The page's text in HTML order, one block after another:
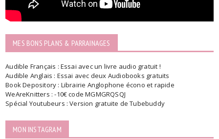
MES BONS PLANS & PARRAINAGES
Audible Français : Essai avec un livre audio gratuit !
Audible Anglais : Essai avec deux Audiobooks gratuits
Book Depository : Librairie Anglophone écono et rapide
WeAreKnitters : -10€ code MGMGRQSQJ
Spécial Youtubeurs : Version gratuite de Tubebuddy
MON INSTAGRAM